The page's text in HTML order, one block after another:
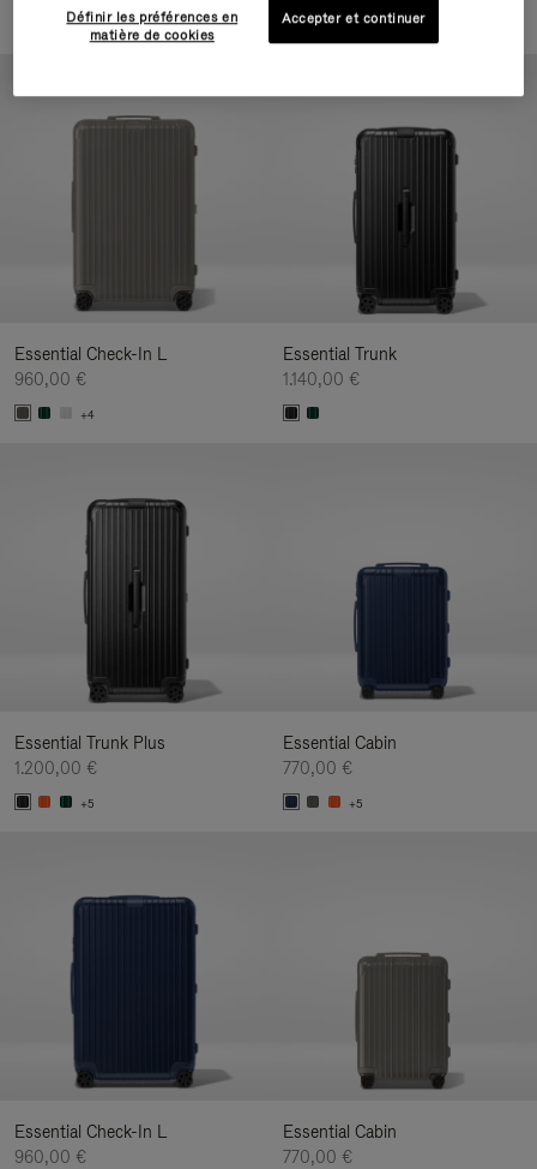
+5
Essential Check-In L
960,00 €
+4
Essential Trunk
1.140,00 €
Essential Trunk Plus
1.200,00 €
+5
Essential Cabin
770,00 €
+5
Essential Check-In L
960,00 €
Essential Cabin
770,00 €
Définir les préférences en
matière de cookies
Accepter et continuer